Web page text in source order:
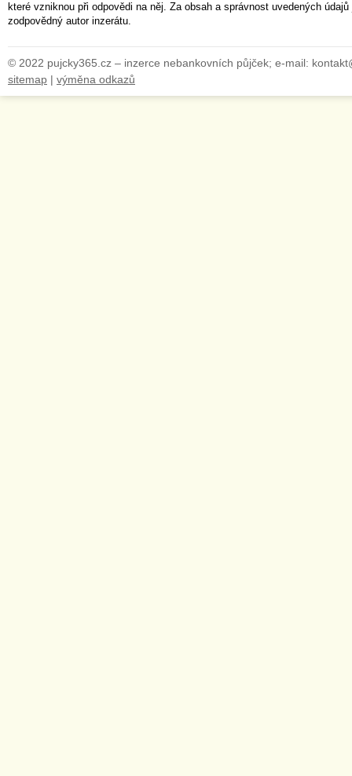
které vzniknou při odpovědi na něj. Za obsah a správnost uvedených
zodpovědný autor inzerátu.
© 2022 pujcky365.cz – inzerce nebankovních půjček; e-mail:
sitemap | výměna odkazů